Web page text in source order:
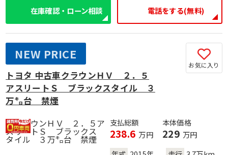
在庫確認・ローン相談 電話をする(無料)
お気に入り
NEW PRICE
トヨタ 中古車クラウンＨＶ ２．５
アスリートＳ ブラックスタイル ３
万㌔台 禁煙
支払総額
238.6 万円
本体価格
229 万円